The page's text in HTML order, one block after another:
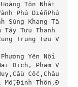
Tôn Nhật
Phú DiễnPhú
Sùng Khang Tâ
Tây Tựu Thanh
Trung Tựu V
Yên Nội
Dịch, Phạm V
Cốc,Châu
Thôn,Đ